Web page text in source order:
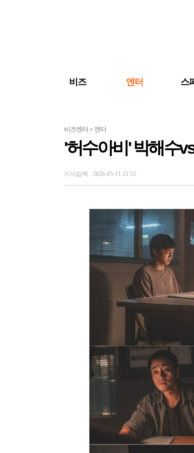
비즈 엔터 스
비즈엔터 > 엔터
'허수아비' 박해수
기사입력 : 2026-05-11 21:55